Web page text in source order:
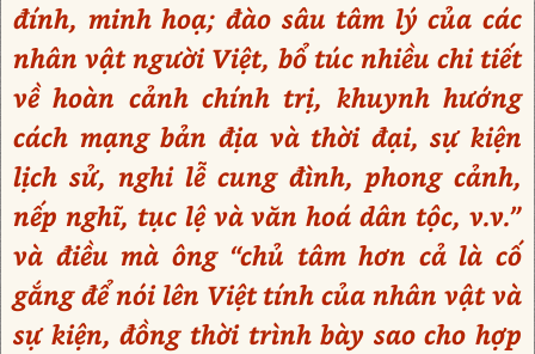
đính, minh hoạ; đào sâu tâm lý của các
nhân vật người Việt, bổ túc nhiều chi tiết
về hoàn cảnh chính trị, khuynh hướng
cách mạng bản địa và thời đại, sự kiện
lịch sử, nghi lễ cung đình, phong cảnh,
nếp nghĩ, tục lệ và văn hoá dân tộc, v.v.”
và điều mà ông “chủ tâm hơn cả là cố
gắng để nói lên Việt tính của nhân vật và
sự kiện, đồng thời trình bày sao cho hợp